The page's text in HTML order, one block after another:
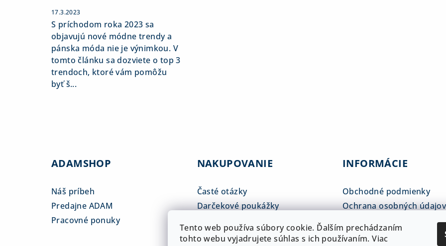
Tento web používa súbory cookie. Ďalším prechádzaním
tohto webu vyjadrujete súhlas s ich používaním. Viac
17.3.2023
S príchodom roka 2023 sa
objavujú nové módne trendy a
pánska móda nie je výnimkou. V
tomto článku sa dozviete o top 3
trendoch, ktoré vám pomôžu
byť š...
ADAMSHOP
Náš príbeh
Predajne ADAM
Pracovné ponuky
NAKUPOVANIE
Časté otázky
Darčekové poukážky
Platba a doprava
INFORMÁCIE
Obchodné podmienky
Ochrana osobných údajov
ADAM klub